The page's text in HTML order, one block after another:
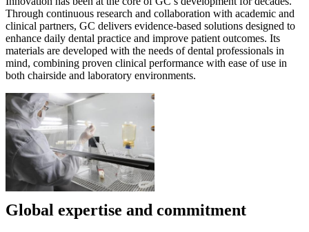
Through continuous research and collaboration with academic and
clinical partners, GC delivers evidence-based solutions designed to
enhance daily dental practice and improve patient outcomes. Its
materials are developed with the needs of dental professionals in
mind, combining proven clinical performance with ease of use in
both chairside and laboratory environments.
Global expertise and commitment